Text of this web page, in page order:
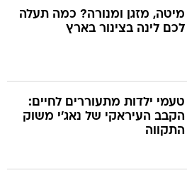
מיטה, מזגן ומנורה? כמה תעלה
לכם לינה בצינור בארץ
טעמי ילדות מתעוררים לחיים:
הקבב העיראקי של נאג׳י משוק
התקווה